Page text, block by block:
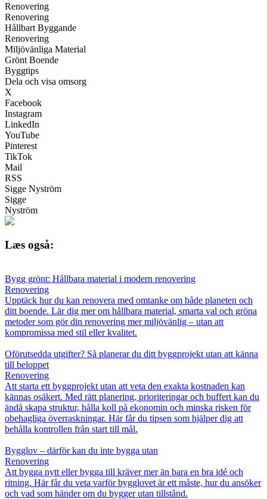
Renovering
Renovering
Hållbart Byggande
Renovering
Miljövänliga Material
Grönt Boende
Byggtips
Dela och visa omsorg
X
Facebook
Instagram
LinkedIn
YouTube
Pinterest
TikTok
Mail
RSS
Sigge Nyström
Sigge
Nyström
Læs også:
Bygg grönt: Hållbara material i modern renovering
Renovering
Upptäck hur du kan renovera med omtanke om både planeten och
ditt boende. Lär dig mer om hållbara material, smarta val och gröna
metoder som gör din renovering mer miljövänlig – utan att
kompromissa med stil eller kvalitet.
Oförutsedda utgifter? Så planerar du ditt byggprojekt utan att känna
till beloppet
Renovering
Att starta ett byggprojekt utan att veta den exakta kostnaden kan
kännas osäkert. Med rätt planering, prioriteringar och buffert kan du
ändå skapa struktur, hålla koll på ekonomin och minska risken för
obehagliga överraskningar. Här får du tipsen som hjälper dig att
behålla kontrollen från start till mål.
Bygglov – därför kan du inte bygga utan
Renovering
Att bygga nytt eller bygga till kräver mer än bara en bra idé och
ritning. Här får du veta varför bygglovet är ett måste, hur du ansöker
och vad som händer om du bygger utan tillstånd.